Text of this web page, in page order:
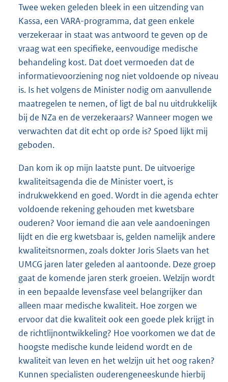
Twee weken geleden bleek in een uitzending van
Kassa, een VARA-programma, dat geen enkele
verzekeraar in staat was antwoord te geven op de
vraag wat een specifieke, eenvoudige medische
behandeling kost. Dat doet vermoeden dat de
informatievoorziening nog niet voldoende op niveau
is. Is het volgens de Minister nodig om aanvullende
maatregelen te nemen, of ligt de bal nu uitdrukkelijk
bij de NZa en de verzekeraars? Wanneer mogen we
verwachten dat dit echt op orde is? Spoed lijkt mij
geboden.
Dan kom ik op mijn laatste punt. De uitvoerige
kwaliteitsagenda die de Minister voert, is
indrukwekkend en goed. Wordt in die agenda echter
voldoende rekening gehouden met kwetsbare
ouderen? Voor iemand die aan vele aandoeningen
lijdt en die erg kwetsbaar is, gelden namelijk andere
kwaliteitsnormen, zoals dokter Joris Slaets van het
UMCG jaren later geleden al aantoonde. Deze groep
gaat de komende jaren sterk groeien. Welzijn wordt
in een bepaalde levensfase veel belangrijker dan
alleen maar medische kwaliteit. Hoe zorgen we
ervoor dat die kwaliteit ook een goede plek krijgt in
de richtlijnontwikkeling? Hoe voorkomen we dat de
hoogste medische kunde leidend wordt en de
kwaliteit van leven en het welzijn uit het oog raken?
Kunnen specialisten ouderengeneeskunde hierbij